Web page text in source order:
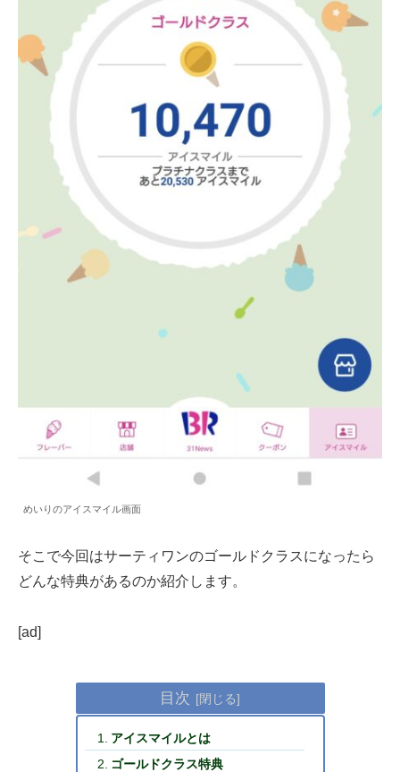
めいりのアイスマイル画面
そこで今回はサーティワンのゴールドクラスになったら
どんな特典があるのか紹介します。
[ad]
目次
アイスマイルとは
ゴールドクラス特典